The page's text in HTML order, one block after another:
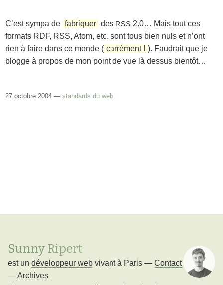
C’est sympa de fabriquer des RSS 2.0… Mais tout ces
formats RDF, RSS, Atom, etc. sont tous bien nuls et n’ont
rien à faire dans ce monde ( carrément ! ). Faudrait que je
blogge à propos de mon point de vue là dessus bientôt…
27 octobre 2004 —standards du web
Sunny Ripert
est un développeur web vivant à Paris — Contact
—Archives